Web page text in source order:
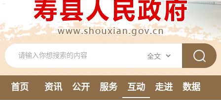
首页 资讯 公开 服务 互动 走进
数据